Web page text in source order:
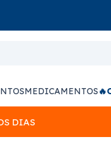
MEDICAMENTOS
DIAS